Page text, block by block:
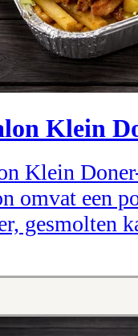
Klein
Klein
omvat een
gesmolten